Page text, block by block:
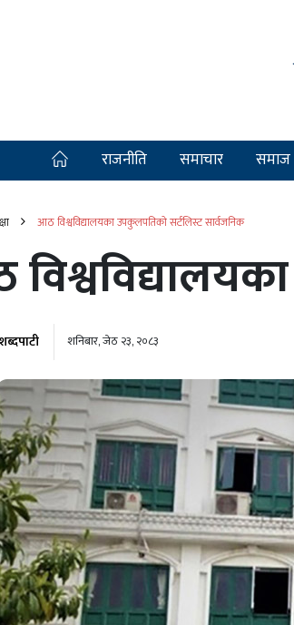
राजनीति समाचार समाज
आठ विश्वविद्यालयका उपकुलपतिको सर्टलिस्ट सार्वजनिक
शब्दपाटी शनिबार, जेठ २३, २०८३